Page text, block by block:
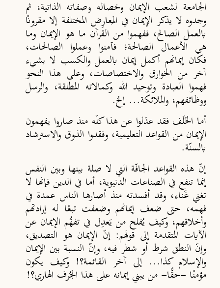
الجامعة لشعب الإيمان وخصاله وصفاته الذاتية، ثم
وجدوه لا يذكر الإيمان في المَعارِض المختلفة إلا مقرونًا
بالعمل الصالح، ففهموا من القرآن ما هو الإيمان وما
هي الأعمال الصالحة؛ فآمنوا وعملوا الصالحات،
فكان إيمانهم أكمل إيمان بالعمل والكسب لا بشيء
آخر من الخوارق والاختصاصات، وعلى هذا النحو
فهموا العبادة وتوحيد الله وكمالاته المطلقة، والرسل
ووظائفهم، والملائكة... إلخ.
أما الخَلَف فقد عدَلوا عن هذا كلّه منذ صاروا يفهمون
الإيمان من القواعد التعليمية، وفقدوا الذوق والاسترشاد
بالسنّة.
إنّ هذه القواعد الجافّة التي لا صلة بينها وبين النفس
إنما تنفع في الصناعات الدنيوية، أما في الدين فإنها لا
تغني غَناء، وقد أفسدته منذ أصارها الناس عمدة في
فهمه، حتى ضعف إيمانهم وضعفت تبعًا له إرادتهم
وأخلاقهم، وكيف يُفلح من يَعدِل في تفهُّم الإيمان عن
الآيات المتقدمة إلى قولهم: إنّ الإيمان هو التصديق،
وإنّ النطق شرط أو شطر فيه، وإنّ النسبة بين الإيمان
والإسلام كذا... إلى آخر القائمة؟! وكيف يكون
مؤمنًا -حقًّا- من يبني إيمانه على هذا الجُرف الهاري؟!